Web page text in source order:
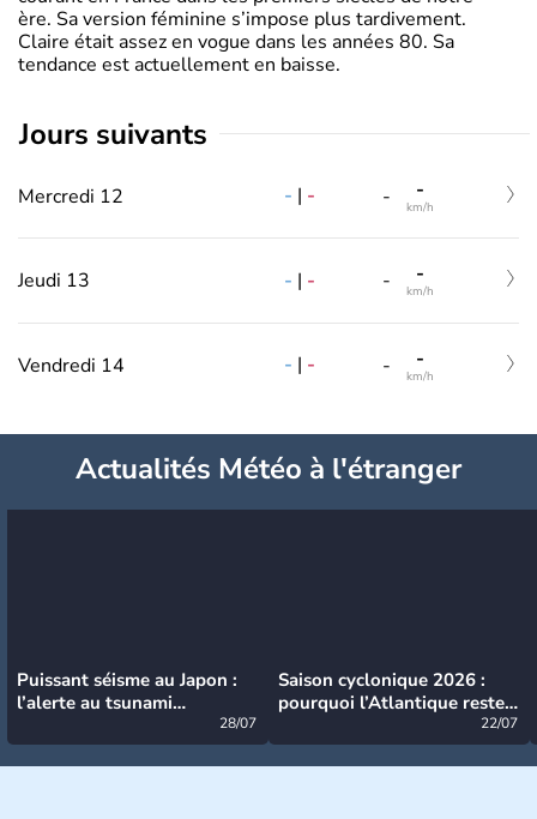
ère. Sa version féminine s’impose plus tardivement.
Claire était assez en vogue dans les années 80. Sa
tendance est actuellement en baisse.
jours suivants
Mercredi 12 - | - - -
km/h
Jeudi 13 - | - - -
km/h
Vendredi 14 - | - - -
km/h
Actualités Météo à l'étranger
Puissant séisme au Japon :
l’alerte au tsunami
28/07
Saison cyclonique 2026 :
pourquoi l’Atlantique reste
22/07